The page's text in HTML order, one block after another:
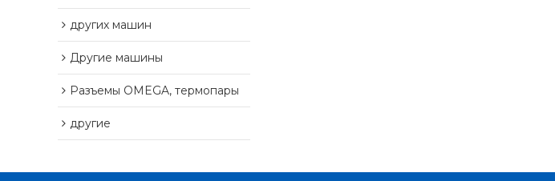
других машин
Другие машины
Разъемы OMEGA, термопары
другие